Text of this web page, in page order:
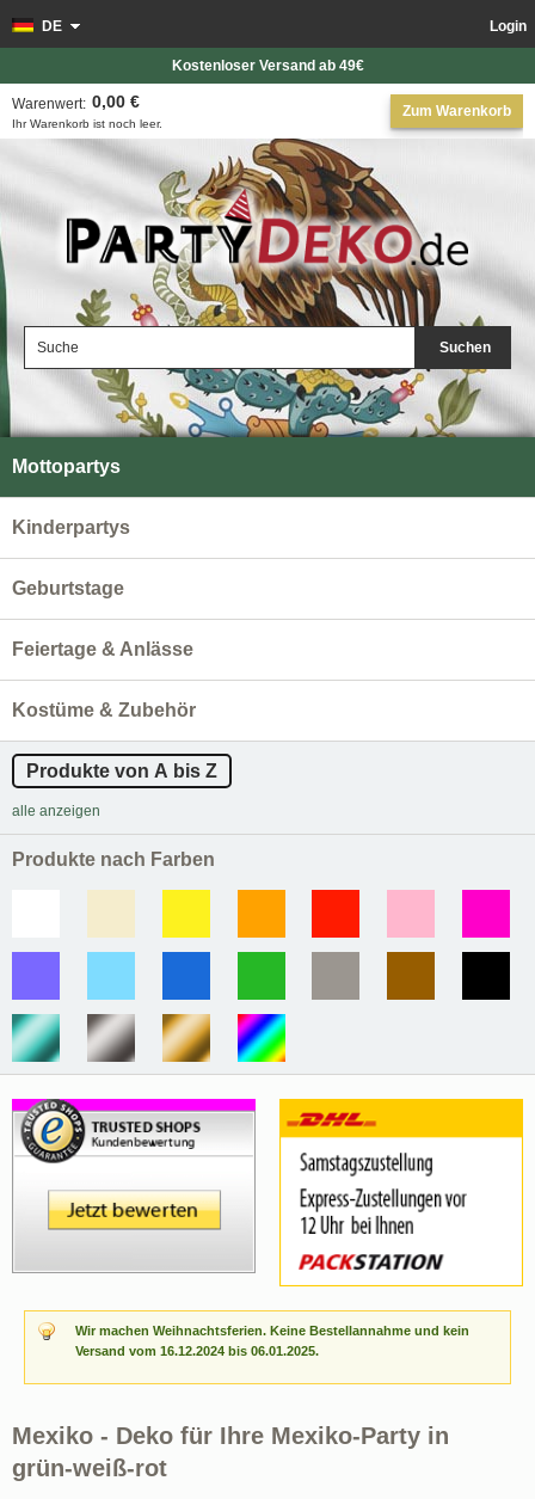
Suchen
Login
DE
Zum Warenkorb
Ihr Warenkorb ist noch leer.
Warenwert: 0,00 €
Kostenloser Versand ab 49€
Wir machen Weihnachtsferien. Keine Bestellannahme und kein
Versand vom 16.12.2024 bis 06.01.2025.
Mexiko - Deko für Ihre Mexiko-Party in
grün-weiß-rot
Mottopartys
Kinderpartys
Geburtstage
Feiertage & Anlässe
Kostüme & Zubehör
Produkte von A bis Z
alle anzeigen
Produkte nach Farben